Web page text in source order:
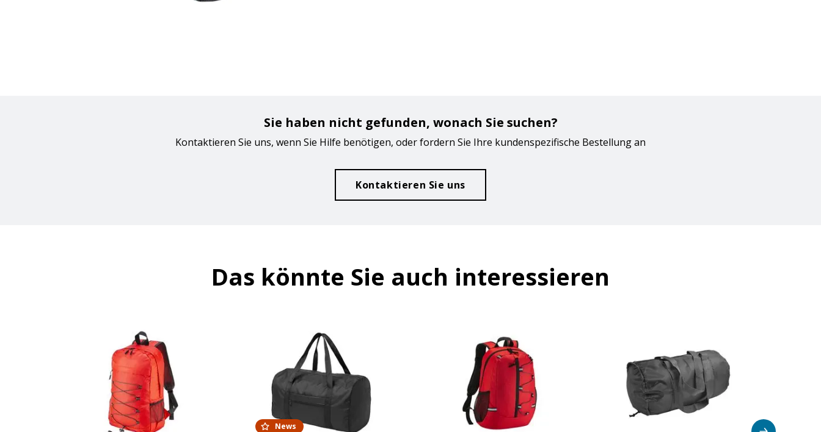
Sie haben nicht gefunden, wonach Sie suchen?
Kontaktieren Sie uns, wenn Sie Hilfe benötigen, oder fordern Sie Ihre kundenspezifische Bestellung an
Kontaktieren Sie uns
Das könnte Sie auch interessieren
News